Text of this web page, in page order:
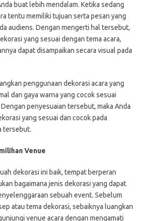
buat lebih mendalam. Ketika sedang
tentu memiliki tujuan serta pesan yang
audiens. Dengan mengerti hal tersebut,
yang sesuai dengan tema acara,
dapat disampaikan secara visual pada
penggunaan dekorasi acara yang
dan gaya warna yang cocok sesuai
penyesuaian tersebut, maka Anda
yang sesuai dan cocok pada
tersebut.
Venue
dekorasi ini baik, tempat berperan
bagaimana jenis dekorasi yang dapat
sebuah event. Sebelum
atau tema dekorasi, sebaiknya luangkan
venue acara dengan mengamati